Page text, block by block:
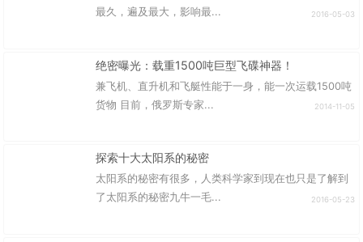
最久，遍及最大，影响最...
2016-05-03
绝密曝光：载重1500吨巨型飞碟神器！
兼飞机、直升机和飞艇性能于一身，能一次运载1500吨
货物 目前，俄罗斯专家...
2014-11-05
探索十大太阳系的秘密
太阳系的秘密有很多，人类科学家到现在也只是了解到
了太阳系的秘密九牛一毛...
2016-05-23